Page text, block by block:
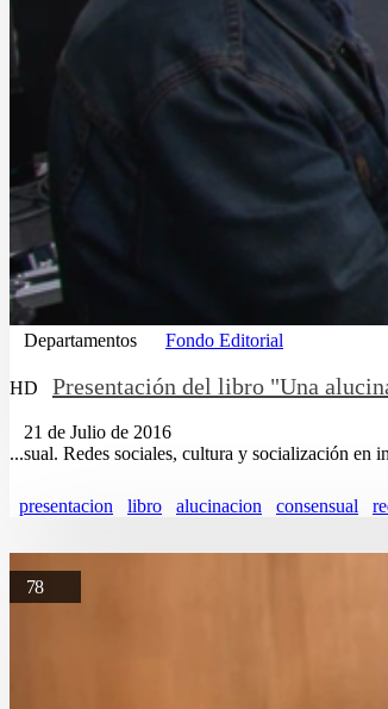
Departamentos Fondo Editorial
HD Presentación del libro "Una
21 de Julio de 2016
...sual. Redes sociales, cultura y socialización en
presentacion libro alucinacion consensual
78